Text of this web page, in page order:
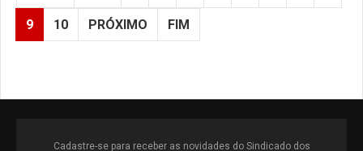
9 10 PRÓXIMO FIM
Cadastre-se para receber as novidades do Sindicado dos